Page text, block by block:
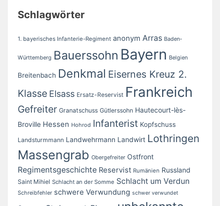
Schlagwörter
1. bayerisches Infanterie-Regiment anonym Arras Baden-
Württemberg Bauerssohn Bayern Belgien
Breitenbach Denkmal Eisernes Kreuz 2.
Klasse Elsass Ersatz-Reservist Frankreich
Gefreiter Granatschuss Gütlerssohn Hautecourt-lès-
Broville Hessen Hohrod Infanterist Kopfschuss
Landsturmmann Landwehrmann Landwirt Lothringen
Massengrab Obergefreiter Ostfront
Regimentsgeschichte Reservist Rumänien Russland
Saint Mihiel Schlacht an der Somme Schlacht um Verdun
Schreibfehler schwere Verwundung schwer verwundet